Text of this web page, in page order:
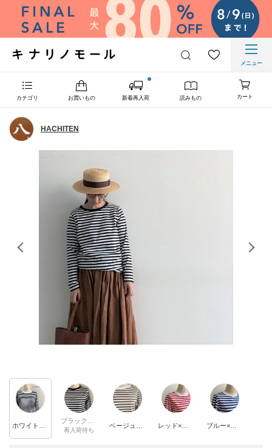
メニュー
カテゴリ お買いもの 新着再入荷 読みもの カート
HACHITEN
再入荷待ち